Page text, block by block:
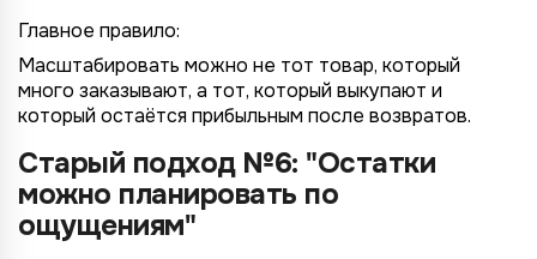
Главное правило:
Масштабировать можно не тот товар, который
много заказывают, а тот, который выкупают и
который остаётся прибыльным после возвратов.
Старый подход №6: "Остатки
можно планировать по
ощущениям"